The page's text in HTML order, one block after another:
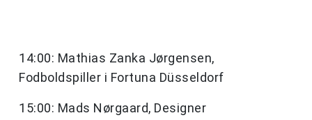
14:00: Mathias Zanka Jørgensen,
Fodboldspiller i Fortuna Düsseldorf
15:00: Mads Nørgaard, Designer